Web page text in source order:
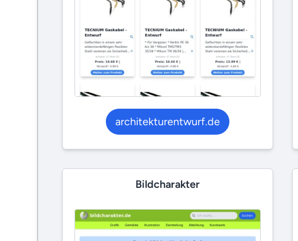
architekturentwurf.de
Bildcharakter